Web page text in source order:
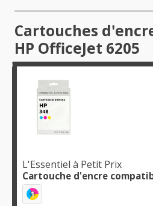
Cartouches
HP OfficeJet 6205
L'Essentiel à Petit Prix
Cartouche d'encre
1